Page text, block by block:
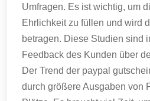
Umfragen. Es ist wichtig, um
Ehrlichkeit zu füllen und wird
betragen. Diese Studien sind
Feedback des Kunden über
Der Trend der paypal
durch größere Ausgaben von